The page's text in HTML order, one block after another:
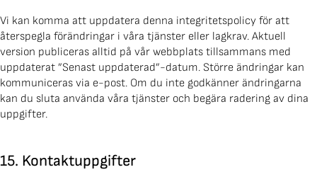
Vi kan komma att uppdatera denna integritetspolicy för att
återspegla förändringar i våra tjänster eller lagkrav. Aktuell
version publiceras alltid på vår webbplats tillsammans med
uppdaterat ”Senast uppdaterad”-datum. Större ändringar kan
kommuniceras via e-post. Om du inte godkänner ändringarna
kan du sluta använda våra tjänster och begära radering av dina
uppgifter.
15. Kontaktuppgifter